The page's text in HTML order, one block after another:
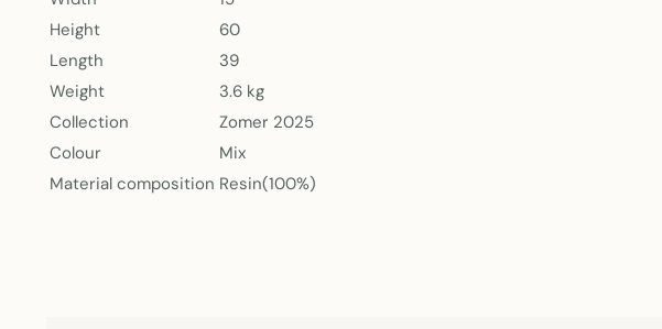
Height
60
Length
39
Weight
3.6 kg
Collection
Zomer 2025
Colour
Mix
Material composition Resin(100%)